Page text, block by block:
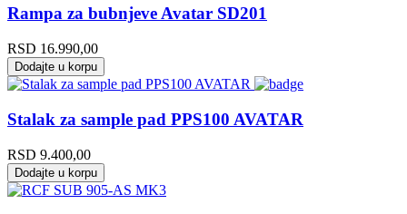
Rampa za bubnjeve Avatar SD201
RSD 16.990,00
Dodajte u korpu
Stalak za sample pad PPS100 AVATAR
RSD 9.400,00
Dodajte u korpu